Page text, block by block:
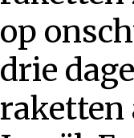
op
drie
raketten